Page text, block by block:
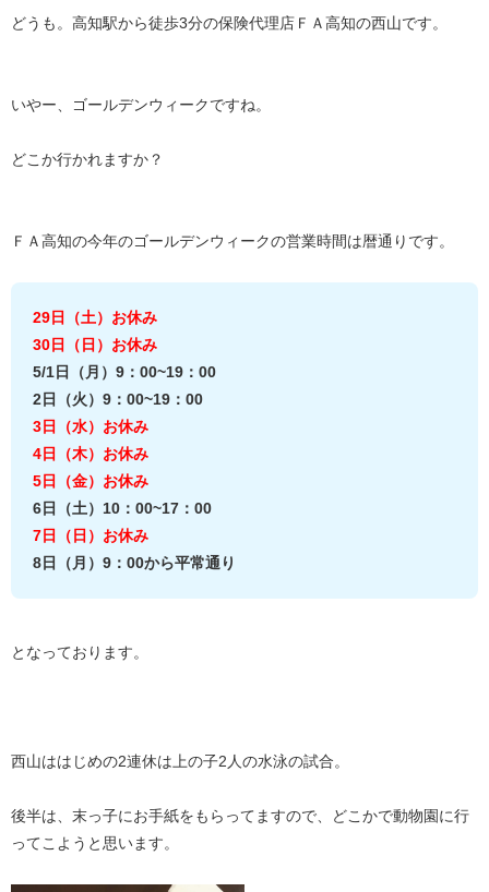
どうも。高知駅から徒歩3分の保険代理店ＦＡ高知の西山です。
いやー、ゴールデンウィークですね。
どこか行かれますか？
ＦＡ高知の今年のゴールデンウィークの営業時間は暦通りです。
29日（土）お休み
30日（日）お休み
5/1日（月）9：00~19：00
2日（火）9：00~19：00
3日（水）お休み
4日（木）お休み
5日（金）お休み
6日（土）10：00~17：00
7日（日）お休み
8日（月）9：00から平常通り
となっております。
西山ははじめの2連休は上の子2 人の水泳の試合。
後半は、末っ子にお手紙をもらってますので、どこかで動物園に行
ってこようと思います。